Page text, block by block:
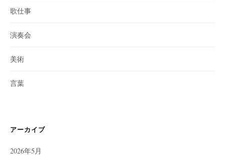
歌仕事
演奏会
美術
言葉
アーカイブ
2026年5月